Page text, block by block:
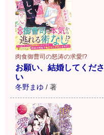
肉食御曹司の怒涛の求愛!?
お願い、結婚してくださ
い
冬野まゆ / 著